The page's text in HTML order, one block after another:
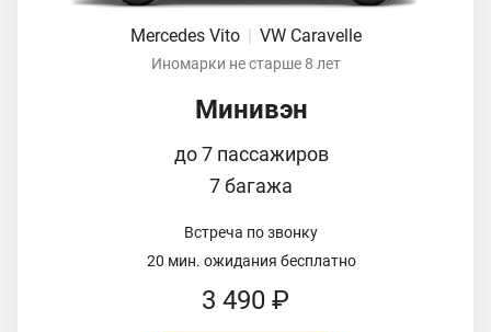
Mercedes Vito VW Caravelle
Иномарки не старше 8 лет
Минивэн
до 7 пассажиров
7 багажа
Встреча по звонку
20 мин. ожидания бесплатно
3 490 ₽